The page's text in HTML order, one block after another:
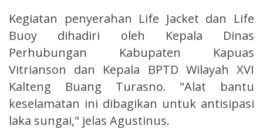
Kegiatan penyerahan Life Jacket dan Life
Buoy dihadiri oleh Kepala Dinas
Perhubungan Kabupaten Kapuas
Vitrianson dan Kepala BPTD Wilayah XVI
Kalteng Buang Turasno. "Alat bantu
keselamatan ini dibagikan untuk antisipasi
laka sungai," jelas Agustinus.